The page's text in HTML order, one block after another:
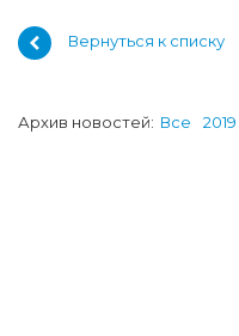
Вернуться к списку
Архив новостей: Все 2019